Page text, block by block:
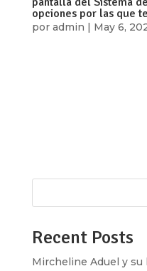
opciones por las que
por admin | May 6,
Recent Posts
Mircheline Aduel y